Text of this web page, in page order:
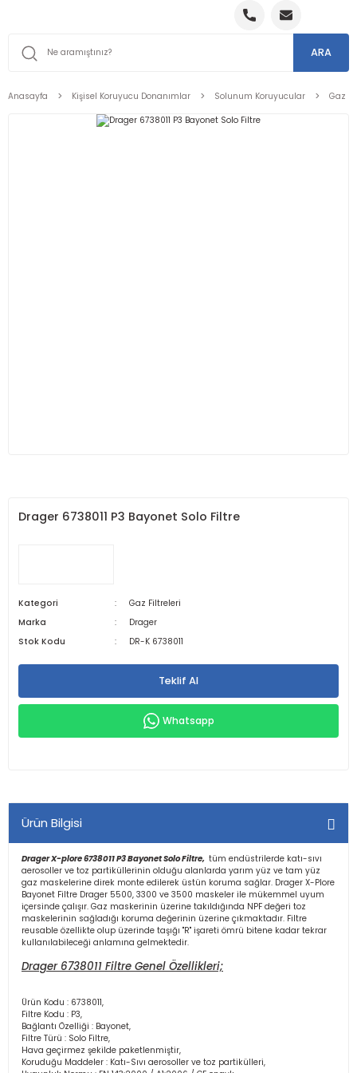
ARA
Anasayfa Kişisel Koruyucu Donanımlar Solunum Koruyucular Gaz
Drager 6738011 P3 Bayonet Solo Filtre
Kategori
Gaz Filtreleri
Marka
Drager
Stok Kodu
DR-K 6738011
Teklif Al
Whatsapp
Ürün Bilgisi
Drager X-plore 6738011 P3 Bayonet Solo Filtre, tüm endüstrilerde katı-sıvı
aerosoller ve toz partiküllerinin olduğu alanlarda yarım yüz ve tam yüz
gaz maskelerine direk monte edilerek üstün koruma sağlar. Drager X-Plore
Bayonet Filtre Drager 5500, 3300 ve 3500 maskeler ile mükemmel uyum
içersinde çalışır. Gaz maskerinin üzerine takıldığında NPF değeri toz
maskelerinin sağladığı koruma değerinin üzerine çıkmaktadır. Filtre
reusable özellikte olup üzerinde taşığı "R" işareti ömrü bitene kadar tekrar
kullanılabileceği anlamına gelmektedir.
Drager 6738011 Filtre Genel Özellikleri;
Ürün Kodu : 6738011,
Filtre Kodu : P3,
Bağlantı Özelliği : Bayonet,
Filtre Türü : Solo Filtre,
Hava geçirmez şekilde paketlenmiştir,
Koruduğu Maddeler : Katı-Sıvı aerosoller ve toz partikülleri,